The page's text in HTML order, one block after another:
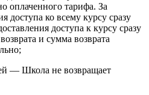
оплаченного тарифа. За
доступа ко всему курсу сразу
доступа к курсу сразу
и сумма возврата
— Школа не возвращает